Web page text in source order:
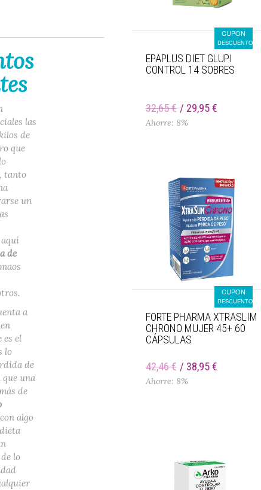
las
de
que
tanto
un
de
a
es el
lo
de
que una
de
algo
lo
CUPON
DESCUENTO
EPAPLUS DIET GLUPI
CONTROL 14 SOBRES
32,65 € 29,95 €
Ahorre: 8%
CUPON
DESCUENTO
FORTE PHARMA XTRASLIM
CHRONO MUJER 45+ 60
CÁPSULAS
42,46 € 38,95 €
Ahorre: 8%